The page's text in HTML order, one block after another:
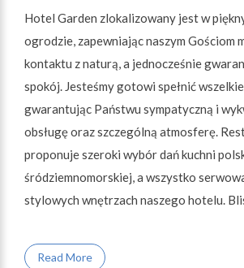
Hotel Garden zlokalizowany jest w
ogrodzie, zapewniając naszym Gościom
kontaktu z naturą, a jednocześnie
spokój. Jesteśmy gotowi spełnić
gwarantując Państwu sympatyczną i
obsługę oraz szczególną atmosferę.
proponuje szeroki wybór dań kuchni
śródziemnomorskiej, a wszystko
stylowych wnętrzach naszego hotelu.
Read More